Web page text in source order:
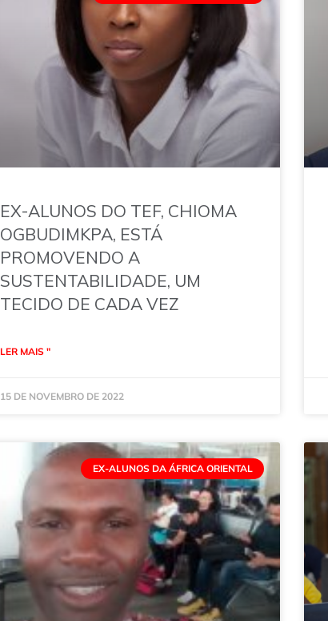
EX-ALUNOS DO TEF, CHIOMA
OGBUDIMKPA, ESTÁ
PROMOVENDO A
SUSTENTABILIDADE, UM
TECIDO DE CADA VEZ
LER MAIS "
15 DE NOVEMBRO DE 2022
EX-ALUNOS DA ÁFRICA ORIENTAL